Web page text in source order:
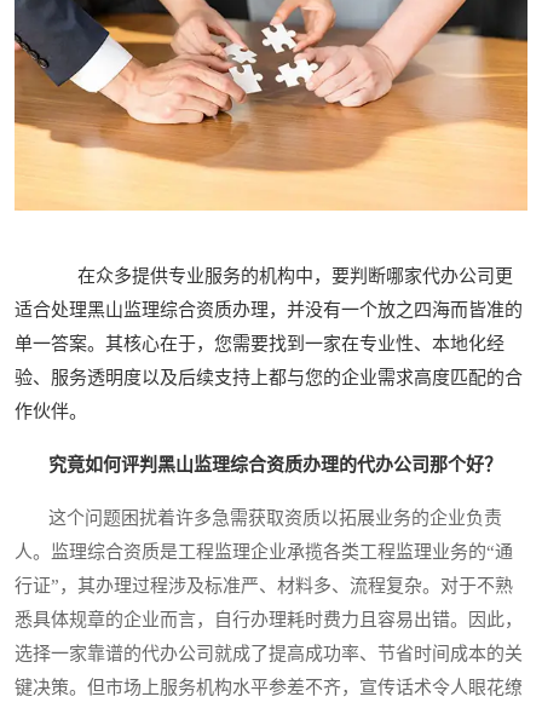
在众多提供专业服务的机构中，要判断哪家代办公司更
适合处理黑山监理综合资质办理，并没有一个放之四海而皆准的
单一答案。其核心在于，您需要找到一家在专业性、本地化经
验、服务透明度以及后续支持上都与您的企业需求高度匹配的合
作伙伴。
究竟如何评判黑山监理综合资质办理的代办公司那个好？
这个问题困扰着许多急需获取资质以拓展业务的企业负责
人。监理综合资质是工程监理企业承揽各类工程监理业务的“通
行证”，其办理过程涉及标准严、材料多、流程复杂。对于不熟
悉具体规章的企业而言，自行办理耗时费力且容易出错。因此，
选择一家靠谱的代办公司就成了提高成功率、节省时间成本的关
键决策。但市场上服务机构水平参差不齐，宣传话术令人眼花缭